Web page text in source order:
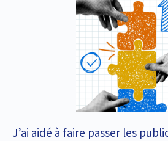
J’ai aidé à faire passer les